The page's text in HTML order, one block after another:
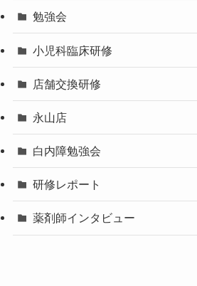
勉強会
小児科臨床研修
店舗交換研修
永山店
白内障勉強会
研修レポート
薬剤師インタビュー